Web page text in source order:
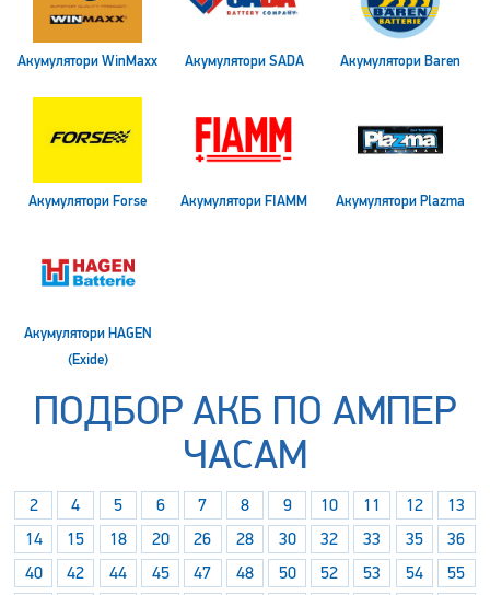
Акумулятори WinMaxx Акумулятори SADA Акумулятори Baren
Акумулятори Forse Акумулятори FIAMМ Акумулятори Plazma
Акумулятори HAGEN
(Exide)
ПОДБОР АКБ ПО АМПЕР
ЧАСАМ
2 4 5 6 7 8 9 10 11 12
13
14
15 18 20 26 28 30 32 33 35
36
40
42 44 45 47 48 50 52 53 54
55